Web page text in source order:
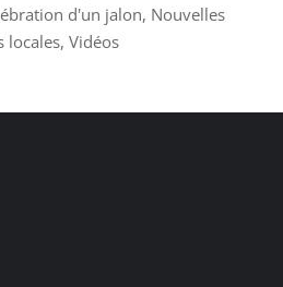
d'un jalon, Nouvelles
locales, Vidéos